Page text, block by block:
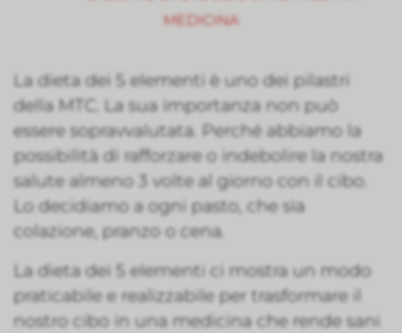
MEDICINA
La dieta dei 5 elementi è uno dei pilastri
della MTC. La sua importanza non può
essere sopravvalutata. Perché abbiamo la
possibilità di rafforzare o indebolire la nostra
salute almeno 3 volte al giorno con il cibo.
Lo decidiamo a ogni pasto, che sia
colazione, pranzo o cena.
La dieta dei 5 elementi ci mostra un modo
praticabile e realizzabile per trasformare il
nostro cibo in una medicina che rende sani